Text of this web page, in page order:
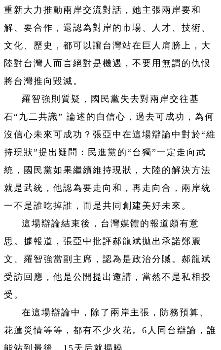
重新大力推動兩岸交流對話，她主張兩岸要和
解、要合作，還認為對岸的市場、人才、技術、
文化、歷史，都可以讓台灣站在巨人肩膀上，大
陸對台灣人而言絕對是機遇，不要用無謂的仇恨
將台灣推向毀滅。
羅智強則質疑，國民黨失去對兩岸交往基
石“九二共識” 論述的自信心，過去可成功，為何
沒信心未來可成功？張亞中在這場辯論中對於“維
持現狀”提出疑問：民進黨的“台獨”一定走向武
統，國民黨如果繼續維持現狀，大陸的解決方法
就是武統，他認為要走向和，再走向合，兩岸統
一不是誰吃掉誰，而是共同創建美好未來。
這場辯論結束後，台灣媒體的報道頗有意
思。據報道，張亞中批評郝龍斌拋出承諾鄭麗
文、羅智強當副主席，認為是政治分贓。郝龍斌
受訪回應，他是公開提出邀請，當然不是私相授
受。
在這場辯論中，除了兩岸主張，防務預算、
花蓮災情等等，都有不少火花。6人同台辯論，誰
能站到最後，15天后就揭曉。